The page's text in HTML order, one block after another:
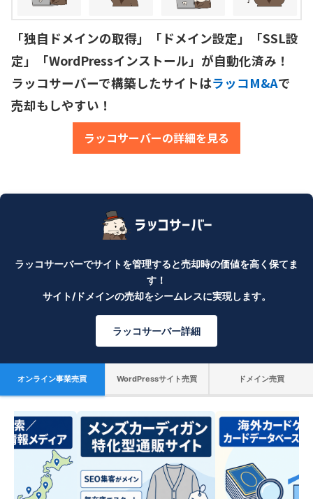
「独自ドメインの取得」「ドメイン設定」「SSL設
定」「WordPressインストール」が自動化済み！
ラッコサーバーで構築したサイトはラッコM&Aで
売却もしやすい！
ラッコサーバーの詳細を見る
ラッコサーバーでサイトを管理すると売却時の価値を高く保てま
す！
サイト/ドメインの売却をシームレスに実現します。
ラッコサーバー詳細
オンライン事業売買 WordPressサイト売買 ドメイン売買